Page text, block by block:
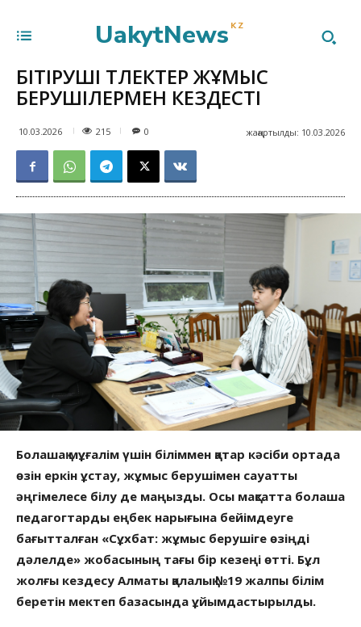
UakytNews KZ
БІТІРУШІ ТҮЛЕКТЕР ЖҰМЫС
БЕРУШІЛЕРМЕН КЕЗДЕСТІ
10.03.2026 215 жаңартылды: 10.03.2026
0
Болашақ мұғалім үшін біліммен қатар кәсіби ортада
өзін еркін ұстау, жұмыс берушімен сауатты
әңгімелесе білу де маңызды. Осы мақсатта болашақ
педагогтарды еңбек нарығына бейімдеуге
бағытталған «Сұхбат: жұмыс берушіге өзіңді
дәлелде» жобасының тағы бір кезеңі өтті. Бұл
жолғы кездесу Алматы қалалық №19 жалпы білім
беретін мектеп базасында ұйымдастырылды.